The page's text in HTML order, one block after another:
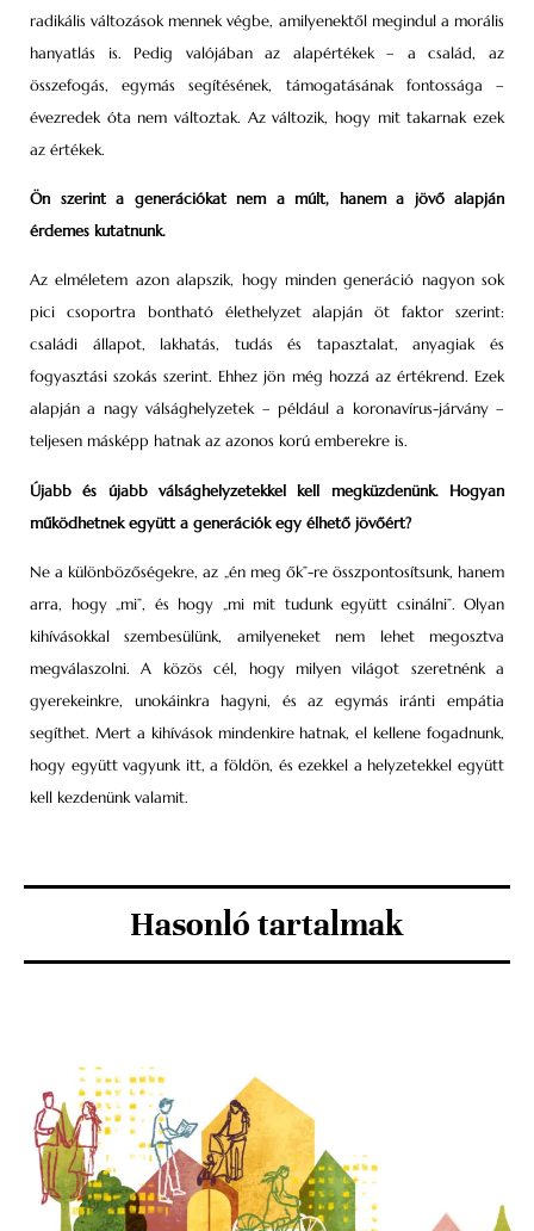
radikális változások mennek végbe, amilyenektől megindul a morális
hanyatlás is. Pedig valójában az alapértékek – a család, az
összefogás, egymás segítésének, támogatásának fontossága –
évezredek óta nem változtak. Az változik, hogy mit takarnak ezek
az értékek.
Ön szerint a generációkat nem a múlt, hanem a jövő alapján
érdemes kutatnunk.
Az elméletem azon alapszik, hogy minden generáció nagyon sok
pici csoportra bontható élet­helyzet alapján öt faktor szerint:
családi állapot, lakhatás, tudás és tapasztalat, anyagiak és
fogyasztási szokás szerint. Ehhez jön még hozzá az értékrend. Ezek
alapján a nagy válsághelyzetek – például a koronavírus-járvány –
teljesen másképp hatnak az azonos korú emberekre is.
Újabb és újabb válsághelyzetekkel kell megküzdenünk. Hogyan
működhetnek együtt a generációk egy élhető jövőért?
Ne a különbözőségekre, az „én meg ők”-re összpontosítsunk, hanem
arra, hogy „mi”, és hogy „mi mit tudunk együtt csinálni”. Olyan
kihívásokkal szembesülünk, amilyeneket nem lehet megosztva
megválaszolni. A közös cél, hogy milyen világot szeretnénk a
gyerekeinkre, unokáinkra hagyni, és az egymás iránti empátia
segíthet. Mert a kihívások mindenkire hatnak, el kellene fogadnunk,
hogy együtt vagyunk itt, a földön, és ezekkel a helyzetekkel együtt
kell kezdenünk valamit.
Hasonló tartalmak